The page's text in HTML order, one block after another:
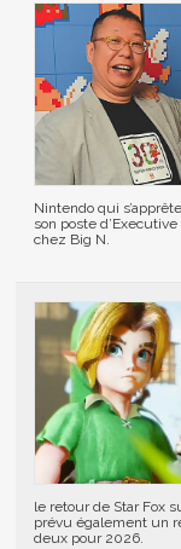
Nintendo qui
son poste
chez Big N.
le retour de Star Fox
prévu également un
deux pour 2026.